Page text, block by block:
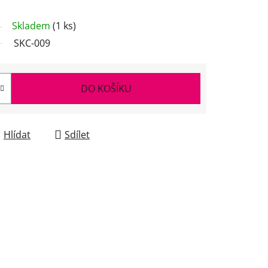
Skladem (1 ks)
SKC-009
DO KOŠÍKU
Hlídat Sdílet